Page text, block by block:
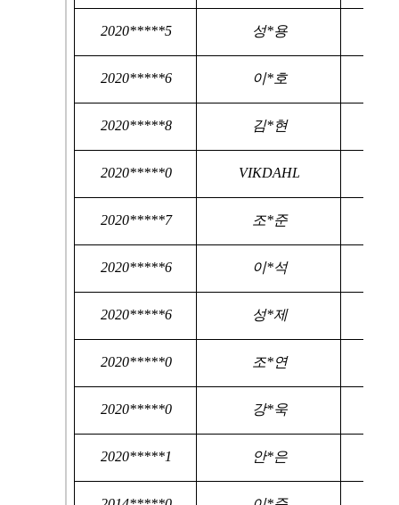
2020*****5 성*용
2020*****6 이*호
2020*****8 김*현
2020*****0 VIKDAHL
2020*****7 조*준
2020*****6 이*석
2020*****6 성*제
2020*****0 조*연
2020*****0 강*욱
2020*****1 안*은